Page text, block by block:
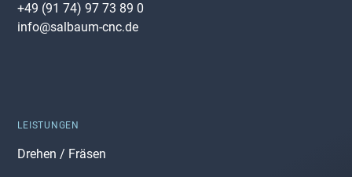
+49 (91 74) 97 73 89 0
info@salbaum-cnc.de
LEISTUNGEN
Drehen / Fräsen